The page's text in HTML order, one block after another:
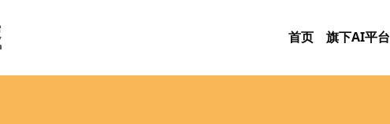
首页 旗下AI平台